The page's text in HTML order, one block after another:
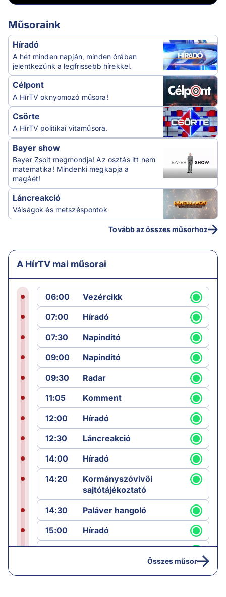
Műsoraink
Híradó
A hét minden napján, minden órában
jelentkezünk a legfrissebb hírekkel.
Célpont
A HírTV oknyomozó műsora!
Csörte
A HírTV politikai vitaműsora.
Bayer show
Bayer Zsolt megmondja! Az osztás itt nem
matematika! Mindenki megkapja a
magáét!
Láncreakció
Válságok és metszéspontok
Tovább az összes műsorhoz
A HírTV mai műsorai
06:00
Vezércikk
07:00
Híradó
07:30
Napindító
09:00
Napindító
09:30
Radar
11:05
Komment
12:00
Híradó
12:30
Láncreakció
14:00
Híradó
14:20
Kormányszóvivői
sajtótájékoztató
14:30
Paláver hangoló
15:00
Híradó
15:30
Paláver
Összes műsor